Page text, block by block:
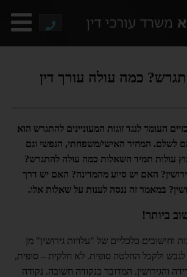
כמה עולה עורך דין
העומד לנגד זוגות המעוניינים להתגרש הוא
לשלם. המחיר האישי/משפחתי, הנפשי וגם
עולות תמיד השאלות כמה עולה להתגרש?
האם יש סיוע מהמדינה? האם יש דרך
במאמר זה ננסה לענות על שאלות אלו.
ביותר!
וחישובים כלכליים של "עלויות גירושין" מן
ולקבל החלטה סופית. לא חלקית – סופית,
והגירושין. המדובר בנקודה חשובה. נקודה